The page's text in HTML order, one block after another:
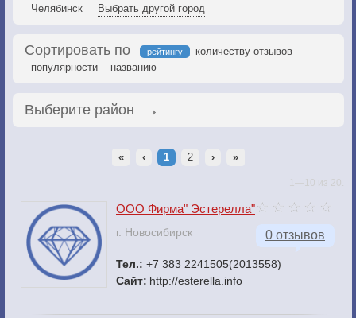
Челябинск
Выбрать другой город
Сортировать по рейтингу
количеству отзывов
популярности
названию
Выберите район
« ‹ 1 2 › »
1—10 из 20.
0 отзывов
ООО Фирма" Эстерелла"
г. Новосибирск
Тел.: +7 383 2241505(2013558)
Сайт: http://esterella.info